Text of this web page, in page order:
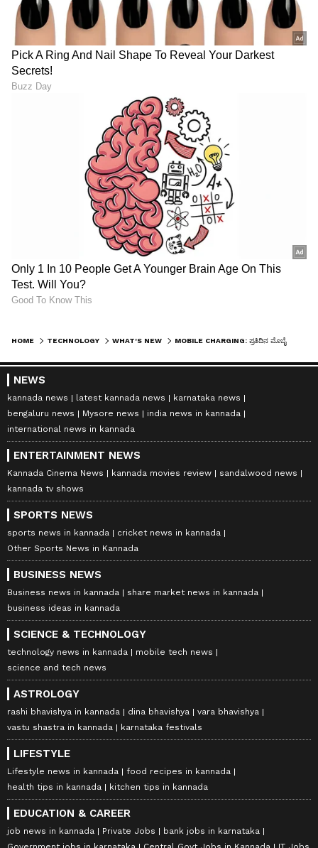
HOME TECHNOLOGY WHAT'S NEW MOBILE CHARGING: ಪ್ರತಿದಿನ ಮೊಬೈಲ್‌ಗೆ 100% ಚಾರ್ಜ್ ಮಾಡ್ತೀರಾ? ನಿಮಗೆ ಆಗ್ತಿರೋ ಸಮಸ್ಯೆ ಗೊತ್ತಾಗ್ತಿಲ್ಲ
NEWS
kannada news latest kannada news
karnataka news
bengaluru news
Mysore news
india news in kannada
international news in kannada
ENTERTAINMENT NEWS
Kannada Cinema News kannada movies review
sandalwood news
kannada tv shows
SPORTS NEWS
sports news in kannada
cricket news in kannada
Other Sports News in Kannada
BUSINESS NEWS
Business news in kannada
share market news in kannada
business ideas in kannada
SCIENCE & TECHNOLOGY
technology news in kannada
mobile tech news
science and tech news
ASTROLOGY
rashi bhavishya in kannada dina bhavishya
vara bhavishya
vastu shastra in kannada
karnataka festivals
LIFESTYLE
Lifestyle news in kannada
food recipes in kannada
health tips in kannada
kitchen tips in kannada
EDUCATION & CAREER
job news in kannada Private Jobs
bank jobs in karnataka